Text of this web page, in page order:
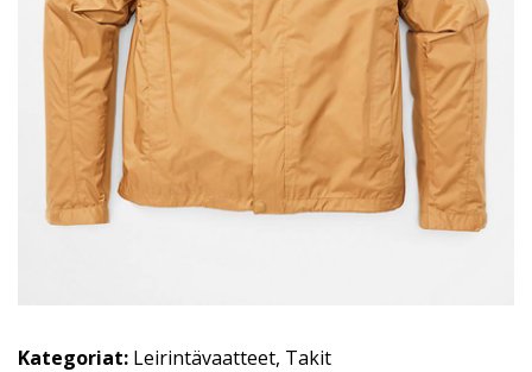
Kategoriat: Leirintävaatteet, Takit